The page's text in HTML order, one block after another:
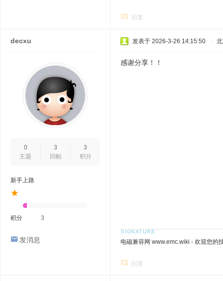
回复
decxu
0
主题
3
回帖
3
积分
新手上路
积分 3
发消息
发表于 2026-3-26 14:15:50
感谢分享！！
电磁兼容网 www.emc.wiki - 欢迎您的
回复